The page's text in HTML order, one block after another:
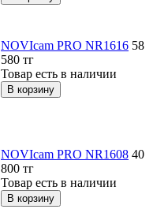
NOVIcam PRO NR1616 58
580 тг
Товар есть в наличии
NOVIcam PRO NR1608 40
800 тг
Товар есть в наличии